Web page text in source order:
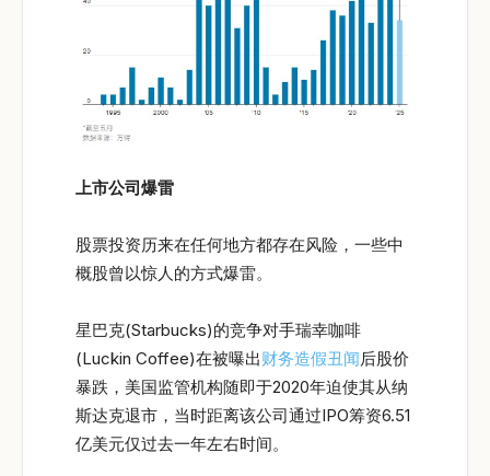
上市公司爆雷
股票投资历来在任何地方都存在风险，一些中
概股曾以惊人的方式爆雷。
星巴克(Starbucks)的竞争对手瑞幸咖啡
(Luckin Coffee)在被曝出财务造假丑闻后股价
暴跌，美国监管机构随即于2020年迫使其从纳
斯达克退市，当时距离该公司通过IPO筹资6.51
亿美元仅过去一年左右时间。